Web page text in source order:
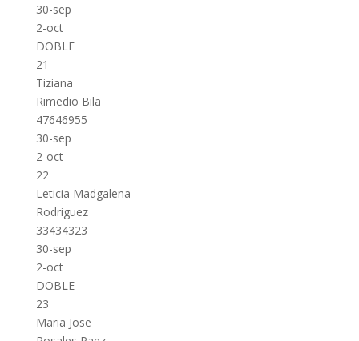
30-sep
2-oct
DOBLE
21
Tiziana
Rimedio Bila
47646955
30-sep
2-oct
22
Leticia Madgalena
Rodriguez
33434323
30-sep
2-oct
DOBLE
23
Maria Jose